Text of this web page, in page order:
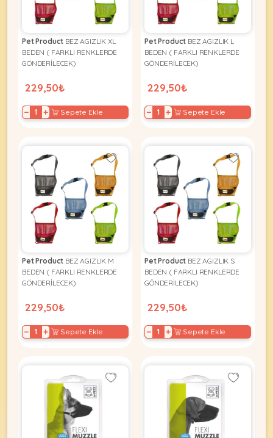
Pet Product BEZ AGIZLIK XL
BEDEN ( FARKLI RENKLERDE
GÖNDERİLECEK)
229,50₺
− + Sepete Ekle
Pet Product BEZ AGIZLIK L
BEDEN ( FARKLI RENKLERDE
GÖNDERİLECEK)
229,50₺
− + Sepete Ekle
Pet Product BEZ AGIZLIK M
BEDEN ( FARKLI RENKLERDE
GÖNDERİLECEK)
229,50₺
− + Sepete Ekle
Pet Product BEZ AGIZLIK S
BEDEN ( FARKLI RENKLERDE
GÖNDERİLECEK)
229,50₺
− + Sepete Ekle